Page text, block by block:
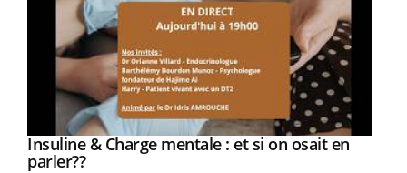
Youtube
Insuline & Charge mentale : et si on osait en
parler??Youtube